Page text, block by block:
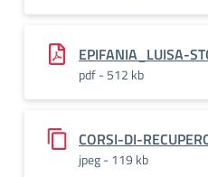
EPIFANIA_LUISA-
pdf - 512 kb
CORSI-DI-
jpeg - 119 kb